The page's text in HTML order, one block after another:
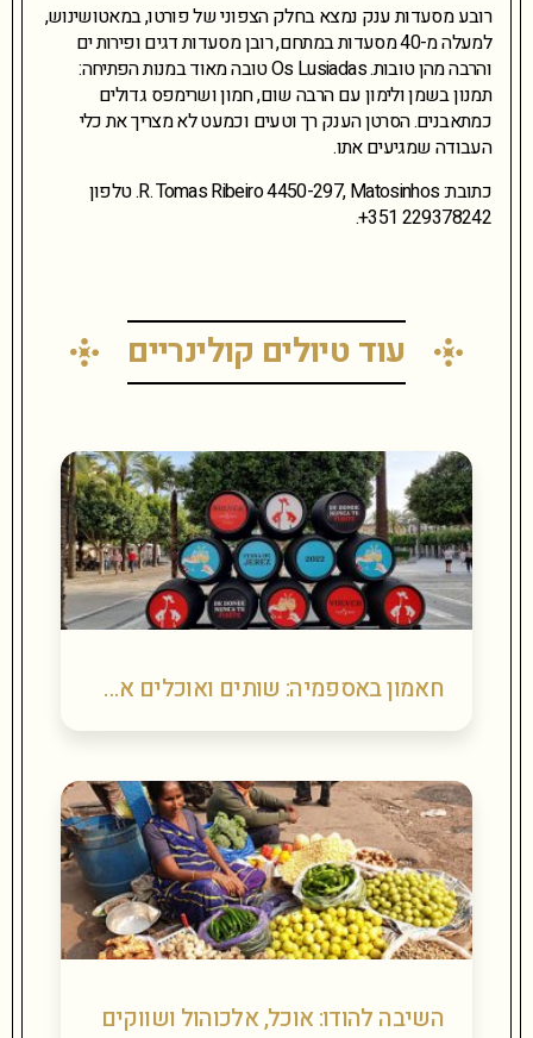
רובע מסעדות ענק נמצא בחלק הצפוני של פורטו, במאטושינוש,
למעלה מ-40 מסעדות במתחם, רובן מסעדות דגים ופירות ים
והרבה מהן טובות. Os Lusiadas טובה מאוד במנות הפתיחה:
תמנון בשמן ולימון עם הרבה שום, חמון ושרימפס גדולים
כמתאבנים. הסרטן הענק רך וטעים וכמעט לא מצריך את כלי
העבודה שמגיעים אתו.
כתובת: R. Tomas Ribeiro 4450-297, Matosinhos. טלפון
229378242 351+.
עוד טיולים קולינריים
חאמון באספמיה: שותים ואוכלים את אנדלוסיה
השיבה להודו: אוכל, אלכוהול ושווקים